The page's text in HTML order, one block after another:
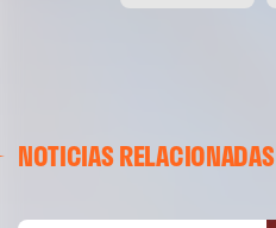
NOTICIAS RELACIONADAS